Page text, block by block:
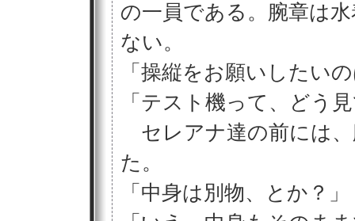
の一員である。腕章は
ない。
「操縦をお願いしたい
「テスト機って、どう
セレアナ達の前には
た。
「中身は別物、とか？」